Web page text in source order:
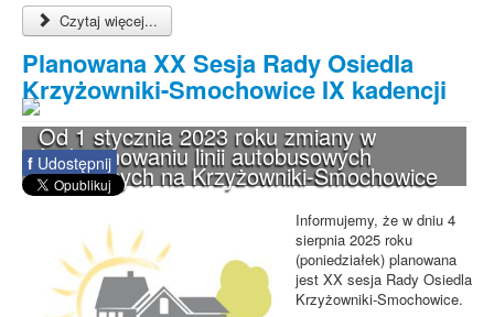
Od 1 stycznia 2023 roku zmiany w
funkcjonowaniu linii autobusowych
kursujących na Krzyżowniki-Smochowice
Czytaj więcej...
Planowana XX Sesja Rady Osiedla
Krzyżowniki-Smochowice IX kadencji
f Udostępnij
Informujemy, że w dniu 4
sierpnia 2025 roku
(poniedziałek) planowana
jest XX sesja Rady Osiedla
Krzyżowniki-Smochowice.